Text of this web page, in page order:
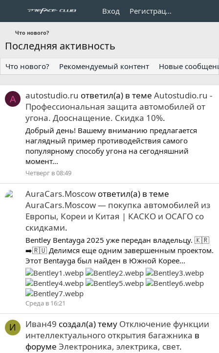
Вход Регистрация
Что нового?
Последняя активность
Что нового? Рекомендуемый контент Новые
A autostudio.ru ответил(а) в теме Autostudio.ru -
Профессиональная защита автомобилей от
угона. Дооснащение. Скидка 10%.
Добрый день! Вашему вниманию предлагается
наглядный пример противодействия самого
популярному способу угона на сегодняшний
момент...
Четверг в 08:49
AuraCars.Moscow ответил(а) в теме
AuraCars.Moscow — покупка автомобилей из
Европы, Кореи и Китая | КАСКО и ОСАГО со
скидками.
Bentley Bentayga 2025 уже передан владельцу. 🇰🇷
➡️🇷🇺 Делимся еще одним завершенным проектом.
Этот Bentayga был найден в Южной Корее...
Среда в 16:21
И Иван49 создал(а) тему Отключение функции
интеллектуального открытия багажника в
форуме Электроника, электрика, свет.